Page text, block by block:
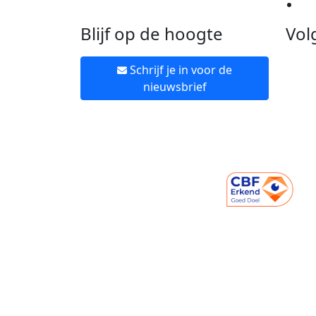
Blijf op de hoogte
Schrijf je in voor de
nieuwsbrief